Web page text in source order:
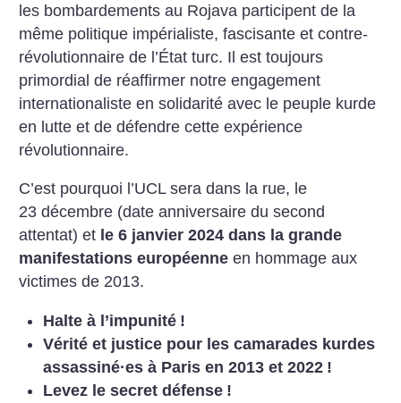
les bombardements au Rojava participent de la
même politique impérialiste, fascisante et contre-
révolutionnaire de l’État turc. Il est toujours
primordial de réaffirmer notre engagement
internationaliste en solidarité avec le peuple kurde
en lutte et de défendre cette expérience
révolutionnaire.
C’est pourquoi l’UCL sera dans la rue, le
23 décembre (date anniversaire du second
attentat) et le 6 janvier 2024 dans la grande
manifestations européenne en hommage aux
victimes de 2013.
Halte à l’impunité !
Vérité et justice pour les camarades kurdes
assassiné·es à Paris en 2013 et 2022 !
Levez le secret défense !